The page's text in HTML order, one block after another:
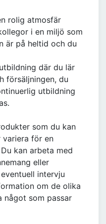
rolig atmosfär
i en miljö som
är på heltid och du
där du lär
försäljningen, du
utbildning
som du kan
variera för en
kan arbeta med
eller
intervju
om de olika
något som passar